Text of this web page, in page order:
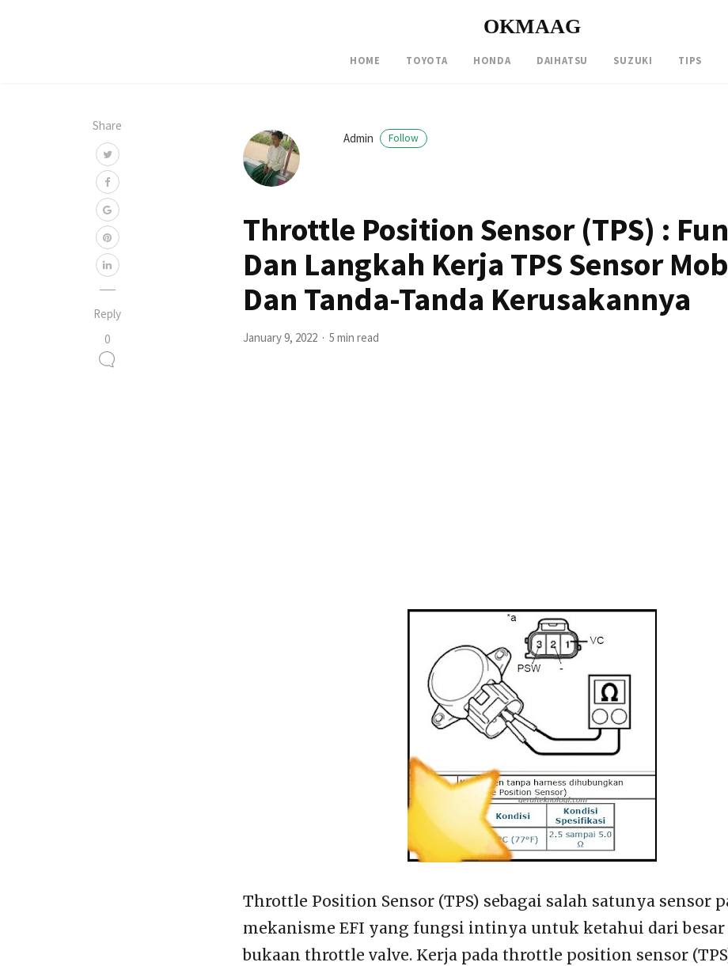
OKMAAG
HOME TOYOTA HONDA DAIHATSU SUZUKI TIPS
Share
Reply
0
Admin Follow
Throttle Position Sensor (TPS) :
Dan Langkah Kerja TPS Sensor
Dan Tanda-Tanda Kerusakannya
January 9, 2022 5 min read
Throttle Position Sensor (TPS) sebagai salah satunya sensor
mekanisme EFI yang fungsi intinya untuk ketahui dari
bukaan throttle valve. Kerja pada throttle position sensor